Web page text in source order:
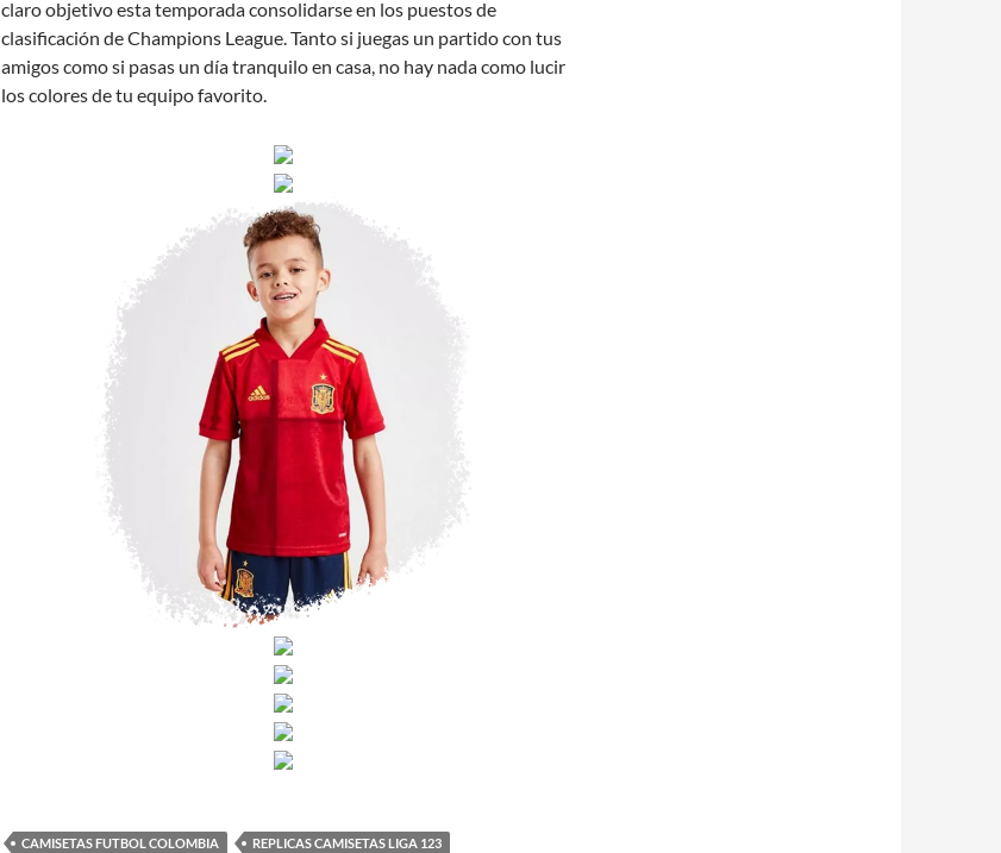
claro objetivo esta temporada consolidarse en los puestos de
clasificación de Champions League. Tanto si juegas un partido con tus
amigos como si pasas un día tranquilo en casa, no hay nada como lucir
los colores de tu equipo favorito.
CAMISETAS FUTBOL COLOMBIA REPLICAS CAMISETAS LIGA 123